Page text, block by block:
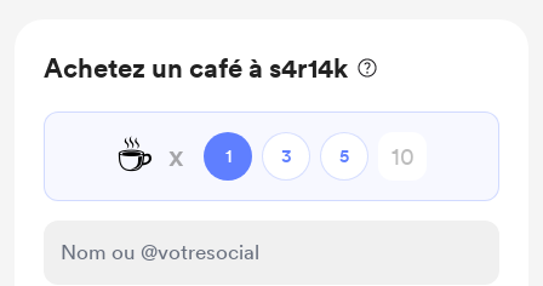
Achetez un café à s4r14k
☕ x 1 3 5